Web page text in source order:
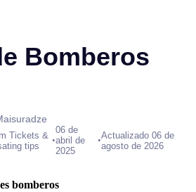
Bomberos
Tickets &
tips
•
06 de
abril de
2025
•Actualizado 06 de
agosto de 2026
bomberos